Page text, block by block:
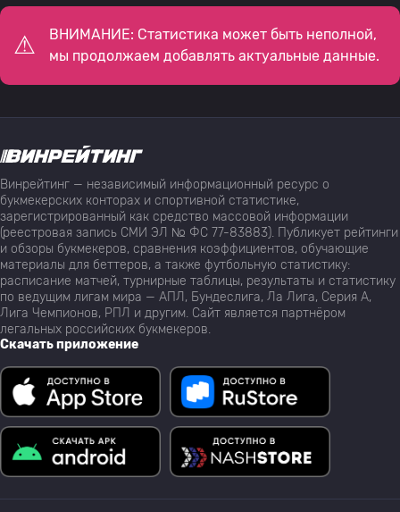
ВНИМАНИЕ: Статистика может быть неполной,
мы продолжаем добавлять актуальные данные.
Винрейтинг — независимый информационный ресурс о
букмекерских конторах и спортивной статистике,
зарегистрированный как средство массовой информации
(реестровая запись СМИ ЭЛ № ФС 77-83883). Публикует рейтинги
и обзоры букмекеров, сравнения коэффициентов, обучающие
материалы для беттеров, а также футбольную статистику:
расписание матчей, турнирные таблицы, результаты и статистику
по ведущим лигам мира — АПЛ, Бундеслига, Ла Лига, Серия А,
Лига Чемпионов, РПЛ и другим. Сайт является партнёром
легальных российских букмекеров.
Скачать приложение